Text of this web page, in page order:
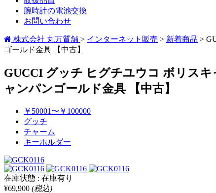
腕時計の電池交換
お問い合わせ
株式会社 丸万質舗 > インターネット販売 > 新着商品 >
ゴールド金具 【中古】
GUCCI グッチ ヒグチユウコ ボリス
ャンパンゴールド金具 【中古】
￥50001〜￥100000
グッチ
チャーム
キーホルダー
在庫状態 : 在庫有り
¥69,900 (税込)